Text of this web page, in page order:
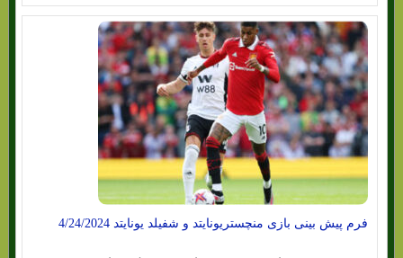
فرم پیش بینی بازی منچستریونایتد و شفیلد یونایتد 4/24/2024